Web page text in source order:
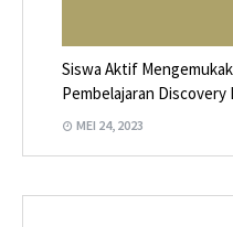
Siswa Aktif
Pembelajaran Discovery
MEI 24, 2023